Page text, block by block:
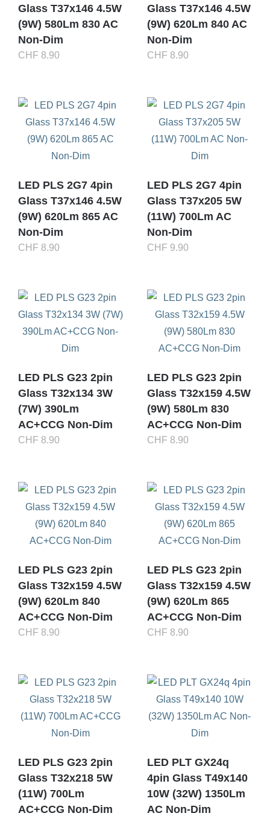
Glass T37x146 4.5W
(9W) 580Lm 830 AC
Non-Dim
CHF 8.90
Glass T37x146 4.5W
(9W) 620Lm 840 AC
Non-Dim
CHF 8.90
LED PLS 2G7 4pin
Glass T37x146 4.5W
(9W) 620Lm 865 AC
Non-Dim
CHF 8.90
LED PLS 2G7 4pin
Glass T37x205 5W
(11W) 700Lm AC
Non-Dim
CHF 9.90
LED PLS G23 2pin
Glass T32x134 3W
(7W) 390Lm
AC+CCG Non-Dim
CHF 8.90
LED PLS G23 2pin
Glass T32x159 4.5W
(9W) 580Lm 830
AC+CCG Non-Dim
CHF 8.90
LED PLS G23 2pin
Glass T32x159 4.5W
(9W) 620Lm 840
AC+CCG Non-Dim
CHF 8.90
LED PLS G23 2pin
Glass T32x159 4.5W
(9W) 620Lm 865
AC+CCG Non-Dim
CHF 8.90
LED PLS G23 2pin
Glass T32x218 5W
(11W) 700Lm
AC+CCG Non-Dim
LED PLT GX24q
4pin Glass T49x140
10W (32W) 1350Lm
AC Non-Dim